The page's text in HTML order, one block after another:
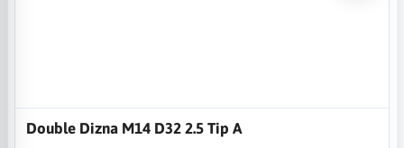
Double Dizna M14 D32 2.5 Tip A